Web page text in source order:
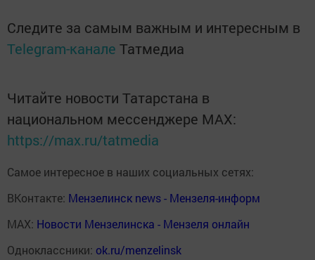
Следите за самым важным и интересным в
Telegram-канале Татмедиа
Читайте новости Татарстана в
национальном мессенджере MАХ:
https://max.ru/tatmedia
Самое интересное в наших социальных сетях:
ВКонтакте: Мензелинск news - Мензеля-информ
MAX: Новости Мензелинска - Мензеля онлайн
Одноклассники: ok.ru/menzelinsk